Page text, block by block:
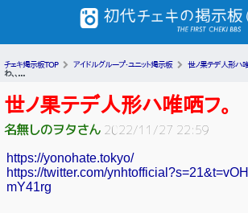
チェキ掲示板TOP アイドルグループ・ユニット掲示板 世ノ果テデ人形ハ唯
わ、、...
世ノ果テデ人形ハ唯哂フ。
名無しのヲタさん 2022/11/27 22:59
https://yonohate.tokyo/
https://twitter.com/
mY41rg